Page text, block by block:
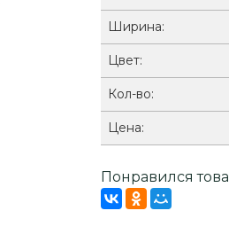
Ширина:
Цвет:
Кол-во:
Цена:
Понравился